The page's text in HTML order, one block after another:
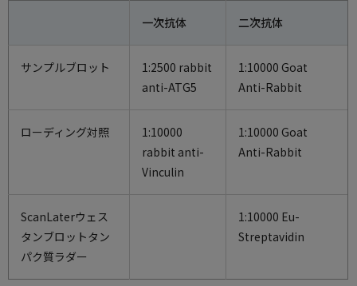
一次抗体 二次抗体
サンプルブロット
1:2500 rabbit
anti-ATG5
1:10000 Goat
Anti-Rabbit
ローディング対照
1:10000
rabbit anti-
Vinculin
1:10000 Goat
Anti-Rabbit
ScanLaterウェス
タンブロットタン
パク質ラダー
1:10000 Eu-
Streptavidin